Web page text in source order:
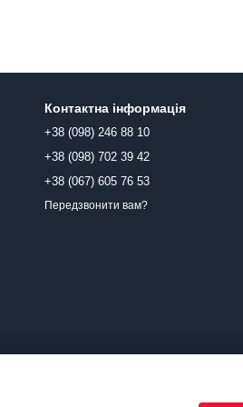
Контактна інформація
+38 (098) 246 88 10
+38 (098) 702 39 42
+38 (067) 605 76 53
Передзвонити вам?